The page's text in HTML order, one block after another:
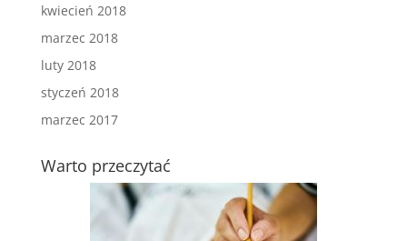
kwiecień 2018
marzec 2018
luty 2018
styczeń 2018
marzec 2017
Warto przeczytać